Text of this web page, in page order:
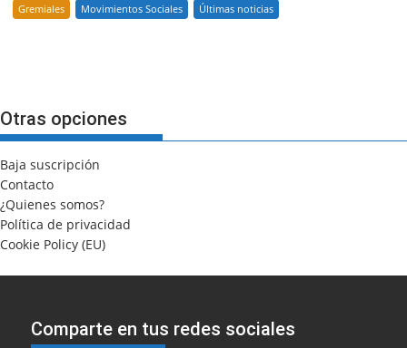
Gremiales Movimientos Sociales Últimas noticias
Otras opciones
Baja suscripción
Contacto
¿Quienes somos?
Política de privacidad
Cookie Policy (EU)
Comparte en tus redes sociales